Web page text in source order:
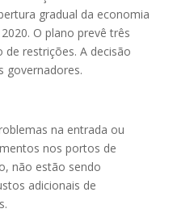
gradual da economia
O plano prevê três
restrições. A decisão
governadores.
na entrada ou
nos portos de
não estão sendo
adicionais de